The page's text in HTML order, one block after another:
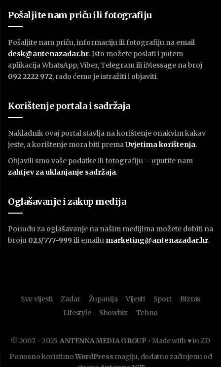
Pošaljite nam priču ili fotografiju
Pošaljite nam priču, informaciju ili fotografiju na email
desk@antenazadar.hr. Isto možete poslati i putem
aplikacija WhatsApp, Viber, Telegram ili iMessage na broj
092 2222 972, rado ćemo je istražiti i objaviti.
Korištenje portala i sadržaja
Nakladnik ovaj portal stavlja na korištenje onakvim kakav
jeste, a korištenje mora biti premaUvjetima korištenja.
Objavili smo vaše podatke ili fotografiju – uputite nam
zahtjev za uklanjanje sadržaja.
Oglašavanje i zakup medija
Ponudu za oglašavanje na našim medijima možete dobiti na
broju 023/777-999 ili emailu marketing@antenazadar.hr.
Sve vijesti Zadar Županija Vijesti Sport
Biznis
Lifestyle
Showbiz Tehno
© 2007. - 2025.ANTENNA MEDIA GROUP • Made with ♥ in ZD
Ponosno koristimoWordPress magiju, dodatno začinjenu od